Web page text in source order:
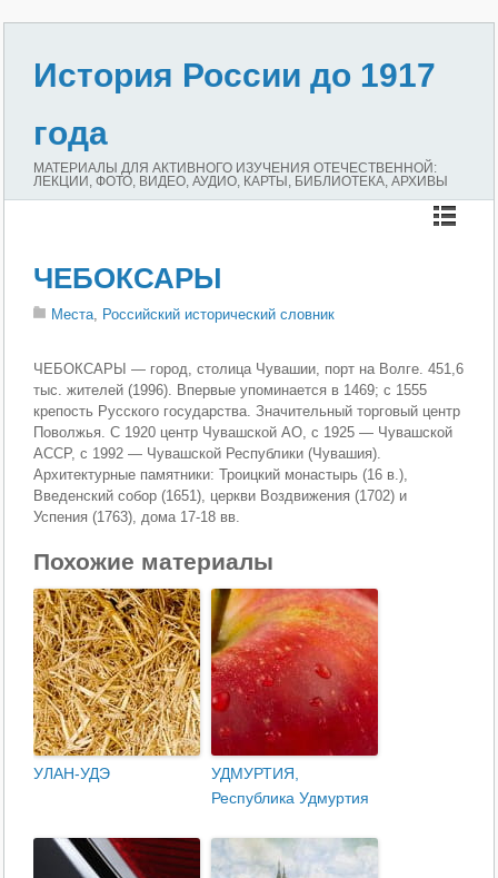
История России до 1917
года
МАТЕРИАЛЫ ДЛЯ АКТИВНОГО ИЗУЧЕНИЯ ОТЕЧЕСТВЕННОЙ:
ЛЕКЦИИ, ФОТО, ВИДЕО, АУДИО, КАРТЫ, БИБЛИОТЕКА, АРХИВЫ
ЧЕБОКСАРЫ
Места, Российский исторический словник
ЧЕБОКСАРЫ — город, столица Чувашии, порт на Волге. 451,6
тыс. жителей (1996). Впервые упоминается в 1469; с 1555
крепость Русского государства. Значительный торговый центр
Поволжья. С 1920 центр Чувашской АО, с 1925 — Чувашской
АССР, с 1992 — Чувашской Республики (Чувашия).
Архитектурные памятники: Троицкий монастырь (16 в.),
Введенский собор (1651), церкви Воздвижения (1702) и
Успения (1763), дома 17-18 вв.
Похожие материалы
УЛАН-УДЭ
УДМУРТИЯ,
Республика Удмуртия